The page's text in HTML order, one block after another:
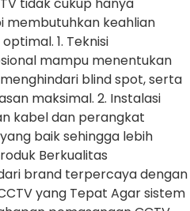
keahlian
1. Teknisi
mampu menentukan
blind spot, serta
maksimal. 2. Instalasi
kabel dan perangkat
baik sehingga lebih
Berkualitas
brand terpercaya dengan
yang Tepat Agar sistem